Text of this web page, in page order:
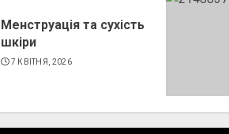
Менструація та сухість
шкіри
7 КВІТНЯ, 2026